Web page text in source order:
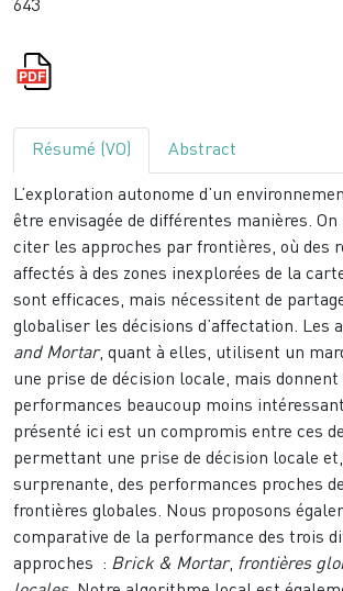
643
Résumé (VO) Abstract
L’exploration autonome d’un
être envisagée de différentes manières.
citer les approches par frontières, où des
affectés à des zones inexplorées de la
sont efficaces, mais nécessitent de
globaliser les décisions d’affectation. Les
and Mortar, quant à elles, utilisent un
une prise de décision locale, mais donnent
performances beaucoup moins
présenté ici est un compromis entre ces
permettant une prise de décision locale
surprenante, des performances proches
frontières globales. Nous proposons
comparative de la performance des trois
approches : Brick & Mortar, frontières